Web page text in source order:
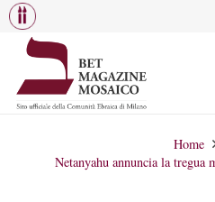
Home
Netanyahu annuncia la tregua